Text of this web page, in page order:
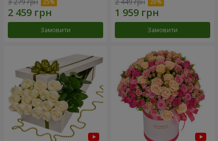
Замовити Замовити